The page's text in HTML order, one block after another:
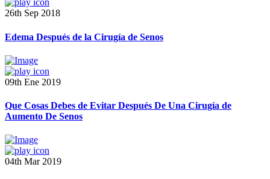
26th Sep 2018
Edema Después de la Cirugía de Senos
09th Ene 2019
Que Cosas Debes de Evitar Después De Una Cirugía de
Aumento De Senos
04th Mar 2019